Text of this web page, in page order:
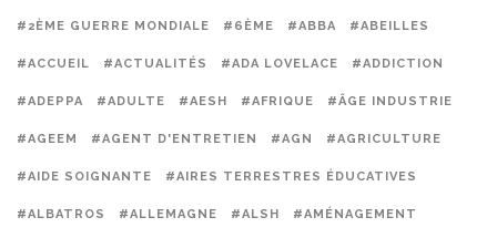
#2ÈME GUERRE MONDIALE #6ÈME #ABBA #ABEILLES
#ACCUEIL #ACTUALITÉS #ADA LOVELACE #ADDICTION
#ADEPPA #ADULTE #AESH #AFRIQUE #ÂGE INDUSTRIE
#AGEEM #AGENT D'ENTRETIEN #AGN #AGRICULTURE
#AIDE SOIGNANTE #AIRES TERRESTRES ÉDUCATIVES
#ALBATROS #ALLEMAGNE #ALSH #AMÉNAGEMENT